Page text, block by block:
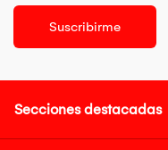
Suscribirme
Secciones destacadas